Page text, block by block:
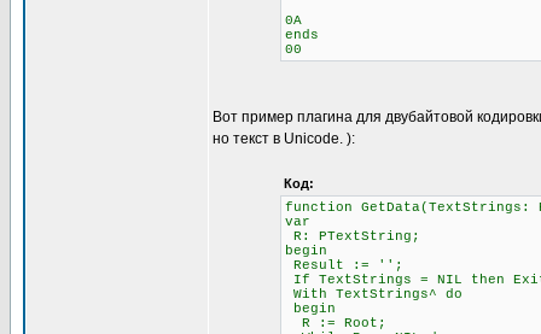
0A
ends
00
Вот пример плагина для двубайтовой
но текст в Unicode. ):
Код:
function
var
R: PTextString;
begin
Result := '';
If TextStrings = NIL then
With TextStrings^ do
begin
R := Root;